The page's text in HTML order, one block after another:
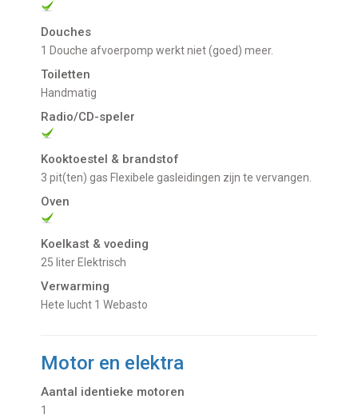
Douches
1 Douche afvoerpomp werkt niet (goed) meer.
Toiletten
Handmatig
Radio/CD-speler
Kooktoestel & brandstof
3 pit(ten) gas Flexibele gasleidingen zijn te vervangen.
Oven
Koelkast & voeding
25 liter Elektrisch
Verwarming
Hete lucht 1 Webasto
Motor en elektra
Aantal identieke motoren
1